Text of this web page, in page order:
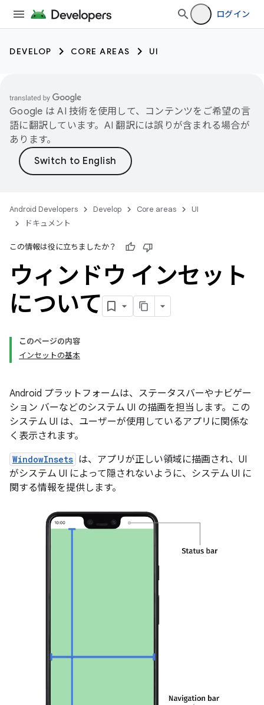
ログイン
DEVELOP CORE AREAS UI
Google は AI 技術を使用して、コンテンツをご希望の言
語に翻訳しています。AI 翻訳には誤りが含まれる場合が
あります。
Android Developers Develop Core areas
UI
ドキュメント
この情報は役に立ちましたか？
ウィンドウ インセット
について
このページの内容
インセットの基本
Android プラットフォームは、ステータスバーやナビゲー
ション バーなどのシステム UI の描画を担当します。この
システム UI は、ユーザーが使用しているアプリに関係な
く表示されます。
WindowInsets は、アプリが正しい領域に描画され、UI
がシステム UI によって隠されないように、システム UI に
関する情報を提供します。